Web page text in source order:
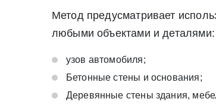
Метод предусматривает
любыми объектами и деталями:
узов автомобиля;
Бетонные стены и основания;
Деревянные стены здания,
Нажимая на кнопку «Отправить заявку» Вы